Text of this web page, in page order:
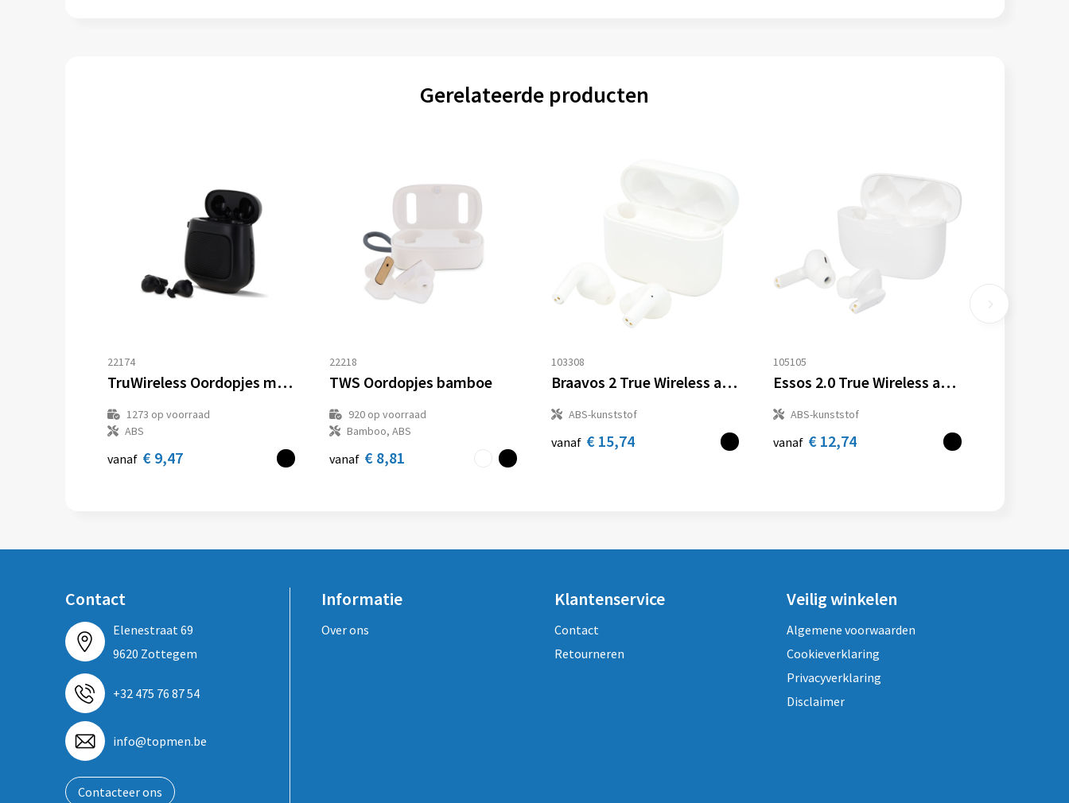
Gerelateerde producten
22174
TruWireless Oordopjes met Speaker 3W
1273 op voorraad
ABS
vanaf € 9,47
22218
TWS Oordopjes bamboe
920op voorraad
Bamboo, ABS
vanaf € 8,81
103308
Braavos 2 True Wireless auto pair oordopjes
ABS-kunststof
vanaf € 15,74
105105
Essos 2.0 True Wireless automatisch koppelende oordopjes met houder
ABS-kunststof
vanaf € 12,74
Contact
Elenestraat 69
9620 Zottegem
+32 475 76 87 54
info@topmen.be
Contacteer ons
Informatie
Over ons
Klantenservice
Contact
Retourneren
Veilig winkelen
Algemene voorwaarden
Cookieverklaring
Privacyverklaring
Disclaimer